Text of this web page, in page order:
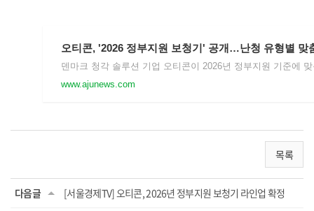
www.ajunews.com
목록
다음글 [서울경제TV] 오티콘, 2026년 정부지원 보청기 라인업 확정